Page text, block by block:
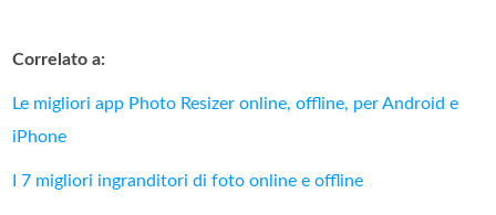
Correlato a:
Le migliori app Photo Resizer online, offline, per Android e
iPhone
I 7 migliori ingranditori di foto online e offline